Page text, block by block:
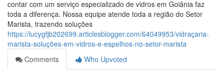
contar com um serviço especializado de vidros em Goiânia faz
toda a diferença. Nossa equipe atende toda a região do Setor
Marista, trazendo soluções
https://lucygfjb202699.articlesblogger.com/64049953/vidraçaria-
marista-soluções-em-vidros-e-espelhos-no-setor-marista
Comments
Who Upvoted